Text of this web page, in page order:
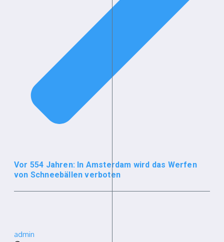
Vor 554 Jahren: In Amsterdam wird das Werfen
von Schneebällen verboten
admin